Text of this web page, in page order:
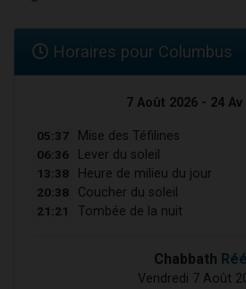
Horaires pour Columbus
7 Août 2026 - 24 Av
05:37 Mise des Téfilines
06:36 Lever du soleil
13:38 Heure de milieu du jour
20:38 Coucher du soleil
21:21 Tombée de la nuit
Chabbath Réé
Vendredi 7 Août